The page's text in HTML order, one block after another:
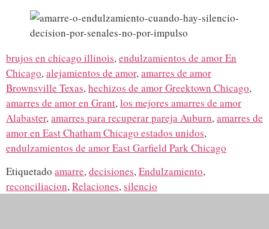
brujos en chicago illinois, endulzamientos de amor En
Chicago, alejamientos de amor, amarres de amor
Brownsville Texas, hechizos de amor Greektown Chicago,
amarres de amor en Grant, los mejores amarres de amor
Alabaster, amarres para recuperar pareja Auburn, amarres de
amor en East Chatham Chicago estados unidos,
endulzamientos de amor East Garfield Park Chicago
Etiquetado amarre,decisiones,Endulzamiento,
reconciliacion,Relaciones,silencio